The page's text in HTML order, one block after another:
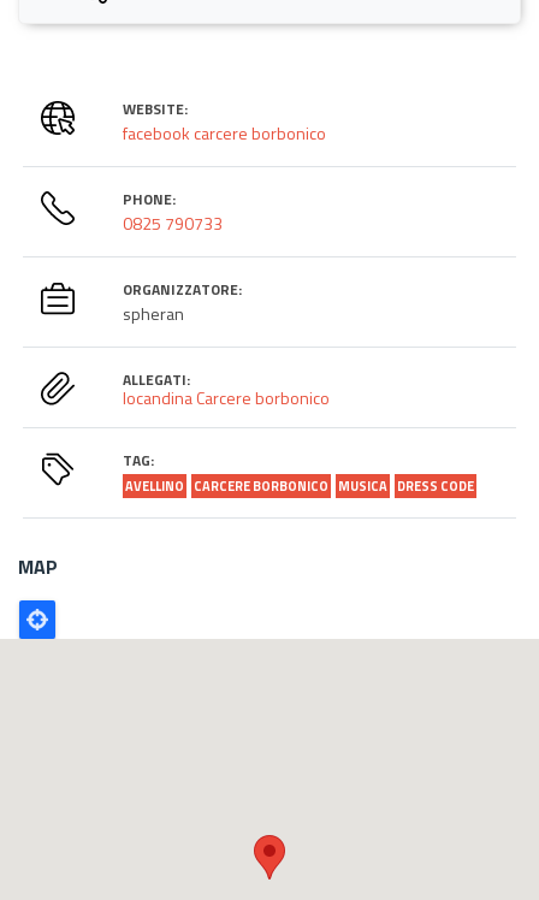
WEBSITE:
facebook carcere borbonico
PHONE:
0825 790733
ORGANIZZATORE:
spheran
ALLEGATI:
locandina Carcere borbonico
TAG:
AVELLINO CARCERE BORBONICO MUSICA DRESS CODE
MAP
Poligono
GEO